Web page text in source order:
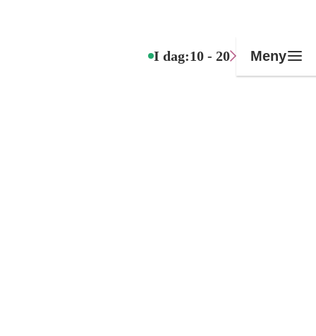
I dag:10 - 20 Meny